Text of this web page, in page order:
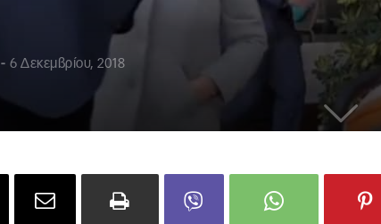
- 6 Δεκεμβρίου, 2018